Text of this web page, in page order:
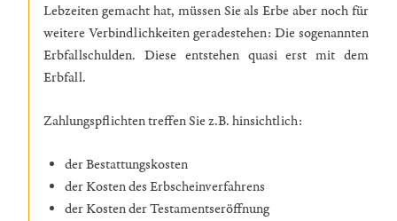
Lebzeiten gemacht hat, müssen Sie als Erbe aber noch für
weitere Verbindlichkeiten geradestehen: Die sogenannten
Erbfallschulden. Diese entstehen quasi erst mit dem
Erbfall.
Zahlungspflichten treffen Sie z.B. hinsichtlich:
der Bestattungskosten
der Kosten des Erbscheinverfahrens
der Kosten der Testamentseröffnung